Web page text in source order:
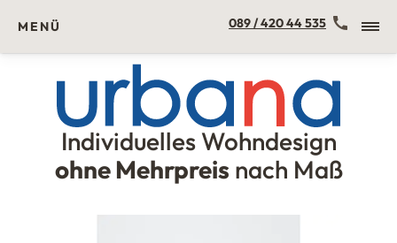
Urbana Möbel
Individuelles Wohndesign
ohne Mehrpreis nach Maß
MENÜ
Kontakt 089 / 420 44 535